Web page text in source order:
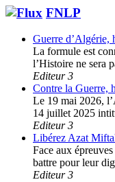
FNLP
Guerre d’Algérie,
La formule est
l’Histoire ne sera
Editeur 3
Contre la Guerre,
Le 19 mai 2026,
14 juillet 2025
Editeur 3
Libérez Azat
Face aux
battre pour leur
Editeur 3